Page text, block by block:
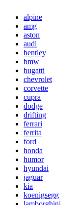
alpine
amg
aston
audi
bentley
bmw
bugatti
chevrolet
corvette
cupra
dodge
drifting
ferrari
ferrita
ford
honda
humor
hyundai
jaguar
kia
koenigsegg